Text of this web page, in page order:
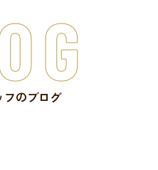
フのブログ